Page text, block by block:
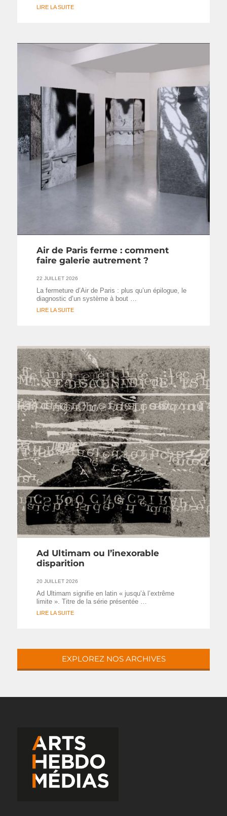
LIRE LA SUITE
Air de Paris ferme : comment
faire galerie autrement ?
22 JUILLET 2026
La fermeture d’Air de Paris : plus qu’un épilogue, le
diagnostic d’un système à bout …
LIRE LA SUITE
Ad Ultimam ou l’inexorable
disparition
20 JUILLET 2026
Ad Ultimam signifie en latin « jusqu’à l’extrême
limite ». Titre de la série présentée …
LIRE LA SUITE
EXPLOREZ NOS ARCHIVES